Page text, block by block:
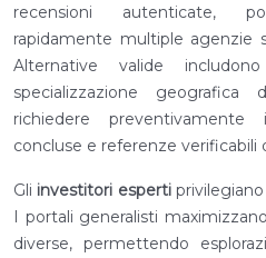
recensioni autenticate,
rapidamente multiple agenzie
Alternative valide
specializzazione
richiedere
concluse e referenze verificabili
Gli investitori espertiprivilegiano
I portali generalisti
diverse, permettendo